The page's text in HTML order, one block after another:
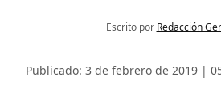
Escrito por Redacción
Publicado: 3 de febrero de 2019 |